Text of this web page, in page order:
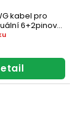
kabel pro
6+2pinový